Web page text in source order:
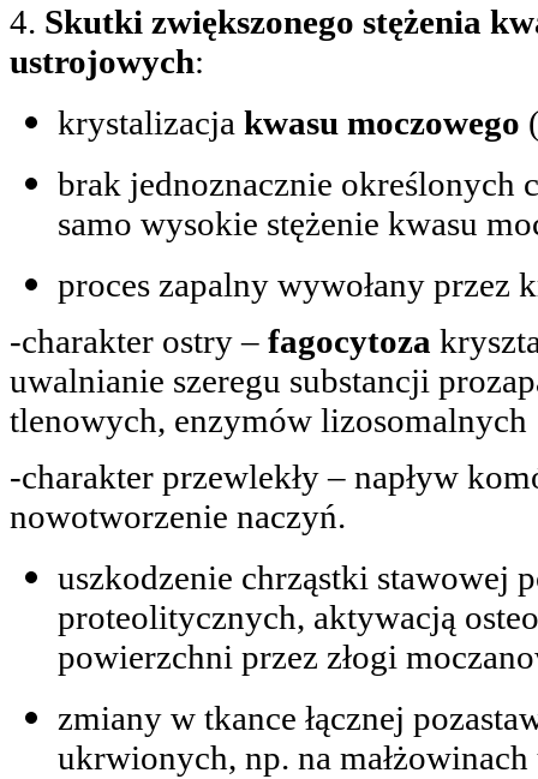
4. Skutki zwiększonego stężenia
ustrojowych:
krystalizacja kwasu moczowego
brak jednoznacznie
samo wysokie stężenie kwasu
proces zapalny wywołany przez
-charakter ostry – fagocytoza
uwalnianie szeregu substancji
tlenowych, enzymów lizosomalnych
-charakter przewlekły – napływ
nowotworzenie naczyń.
uszkodzenie chrząstki stawowej
proteolitycznych, aktywacją
powierzchni przez złogi
zmiany w tkance łącznej
ukrwionych, np. na